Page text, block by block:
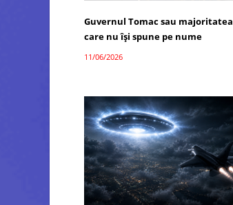
Guvernul Tomac sau majoritatea
care nu își spune pe nume
11/06/2026